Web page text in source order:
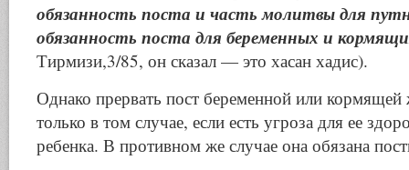
обязанность поста и часть молитвы для
обязанность поста для беременных и
Тирмизи,3/85, он сказал — это хасан хадис).
Однако прервать пост беременной или
только в том случае, если есть угроза для ее
ребенка. В противном же случае она обязана